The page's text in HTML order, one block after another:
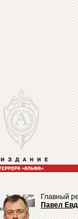
Главный
Павел